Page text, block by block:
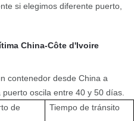
si elegimos diferente puerto,
China-Côte d'Ivoire
contenedor desde China a
oscila entre 40 y 50 días.
de
Tiempo de tránsito